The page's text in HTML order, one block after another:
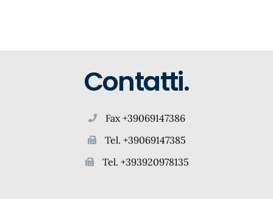
Contatti.
Fax +39069147386
Tel. +39069147385
Tel. +393920978135